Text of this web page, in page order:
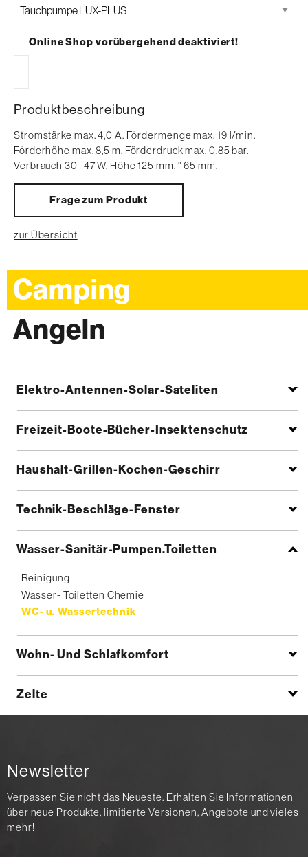
Bitte
auswählen
Online Shop vorübergehend deaktiviert!
Produktbeschreibung
Stromstärke max. 4,0 A. Fördermenge max. 19 l/min.
Förderhöhe max. 8,5 m. Förderdruck max. 0,85 bar.
Verbrauch 30- 47 W. Höhe 125 mm, ° 65 mm.
Frage zum Produkt
zur Übersicht
Camping
Angeln
Elektro-Antennen-Solar-Sateliten
Freizeit-Boote-Bücher-Insektenschutz
Haushalt-Grillen-Kochen-Geschirr
Technik-Beschläge-Fenster
Wasser-Sanitär-Pumpen.Toiletten
Reinigung
Wasser- Toiletten Chemie
WC- u. Wassertechnik
Wohn- Und Schlafkomfort
Zelte
Newsletter
Verpassen Sie nicht das Neueste. Erhalten Sie Informationen
über neue Produkte, limitierte Versionen, Angebote und vieles
mehr!